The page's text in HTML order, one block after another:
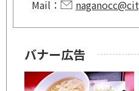
Mail：
バナー広告